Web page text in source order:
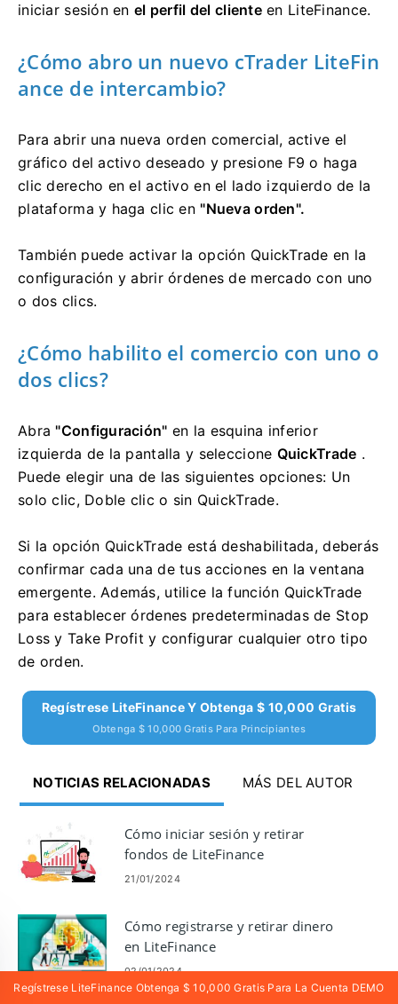
iniciar sesión enel perfil del clienteen LiteFinance.
¿Cómo abro un nuevo cTrader LiteFin
ance de intercambio?
Para abrir una nueva orden comercial, active el
gráfico del activo deseado y presione F9 o haga
clic derecho en el activo en el lado izquierdo de la
plataforma y haga clic en "Nueva orden".
También puede activar la opción QuickTrade en la
configuración y abrir órdenes de mercado con uno
o dos clics.
¿Cómo habilito el comercio con uno o
dos clics?
Abra "Configuración" en la esquina inferior
izquierda de la pantalla y seleccione QuickTrade .
Puede elegir una de las siguientes opciones: Un
solo clic, Doble clic o sin QuickTrade.
Si la opción QuickTrade está deshabilitada, deberás
confirmar cada una de tus acciones en la ventana
emergente.Además, utilice la función QuickTrade
para establecer órdenes predeterminadas de Stop
Loss y Take Profit y configurar cualquier otro tipo
de orden.
Regístrese LiteFinance Y Obtenga $ 10,000 Gratis
Obtenga $ 10,000 Gratis Para Principiantes
NOTICIAS RELACIONADAS MÁS DEL AUTOR
Cómo iniciar sesión y retirar
fondos de LiteFinance
21/01/2024
Cómo registrarse y retirar dinero
en LiteFinance
02/01/2024
Regístrese LiteFinance Obtenga $ 10,000 Gratis Para La Cuenta DEMO